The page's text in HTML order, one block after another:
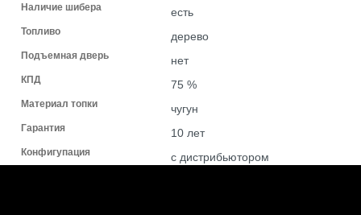
Наличие шибера есть
Топливо дерево
Подъемная дверь нет
КПД 75 %
Материал топки чугун
Гарантия 10 лет
Конфигупация с дистрибьютором